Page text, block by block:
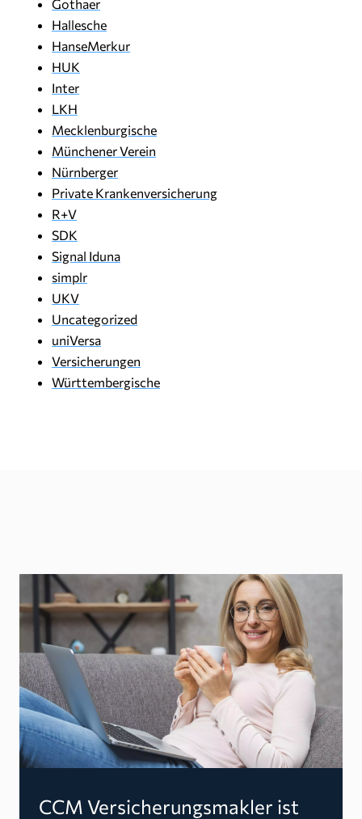
Gothaer
Hallesche
HanseMerkur
HUK
Inter
LKH
Mecklenburgische
Münchener Verein
Nürnberger
Private Krankenversicherung
R+V
SDK
Signal Iduna
simplr
UKV
Uncategorized
uniVersa
Versicherungen
Württembergische
CCM Versicherungsmakler ist